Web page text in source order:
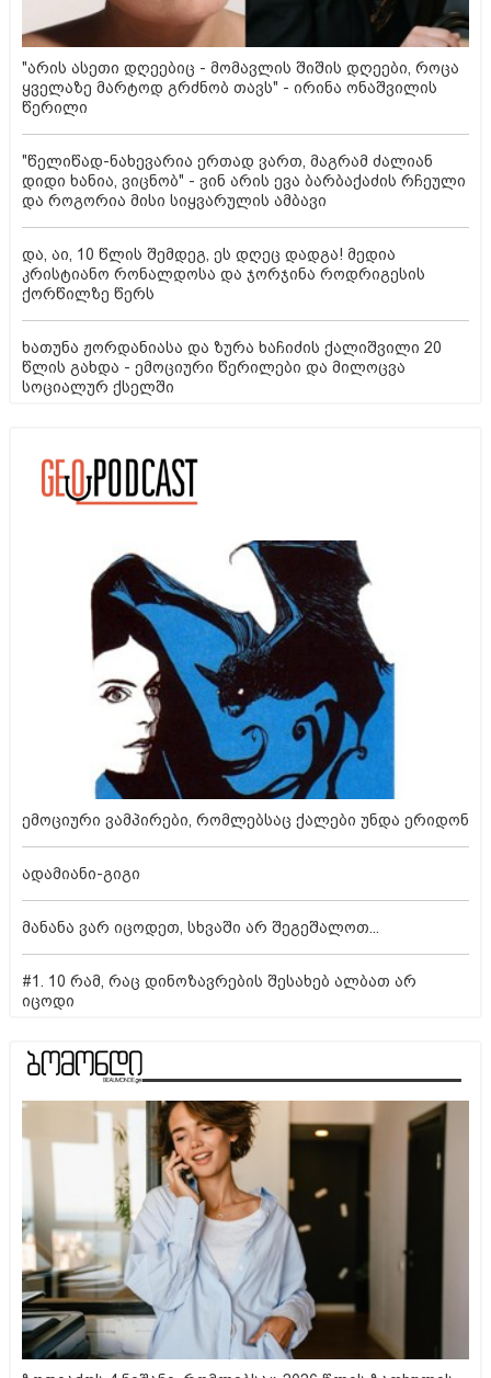
"არის ასეთი დღეებიც - მომავლის შიშის დღეები, როცა
ყველაზე მარტოდ გრძნობ თავს" - ირინა ონაშვილის
წერილი
"წელიწად-ნახევარია ერთად ვართ, მაგრამ ძალიან
დიდი ხანია, ვიცნობ" - ვინ არის ევა ბარბაქაძის რჩეული
და როგორია მისი სიყვარულის ამბავი
და, აი, 10 წლის შემდეგ, ეს დღეც დადგა! მედია
კრისტიანო რონალდოსა და ჯორჯინა როდრიგესის
ქორწილზე წერს
ხათუნა ჟორდანიასა და ზურა ხაჩიძის ქალიშვილი 20
წლის გახდა - ემოციური წერილები და მილოცვა
სოციალურ ქსელში
ემოციური ვამპირები, რომლებსაც ქალები უნდა ერიდონ
ადამიანი-გიგი
მანანა ვარ იცოდეთ, სხვაში არ შეგეშალოთ...
#1. 10 რამ, რაც დინოზავრების შესახებ ალბათ არ
იცოდი